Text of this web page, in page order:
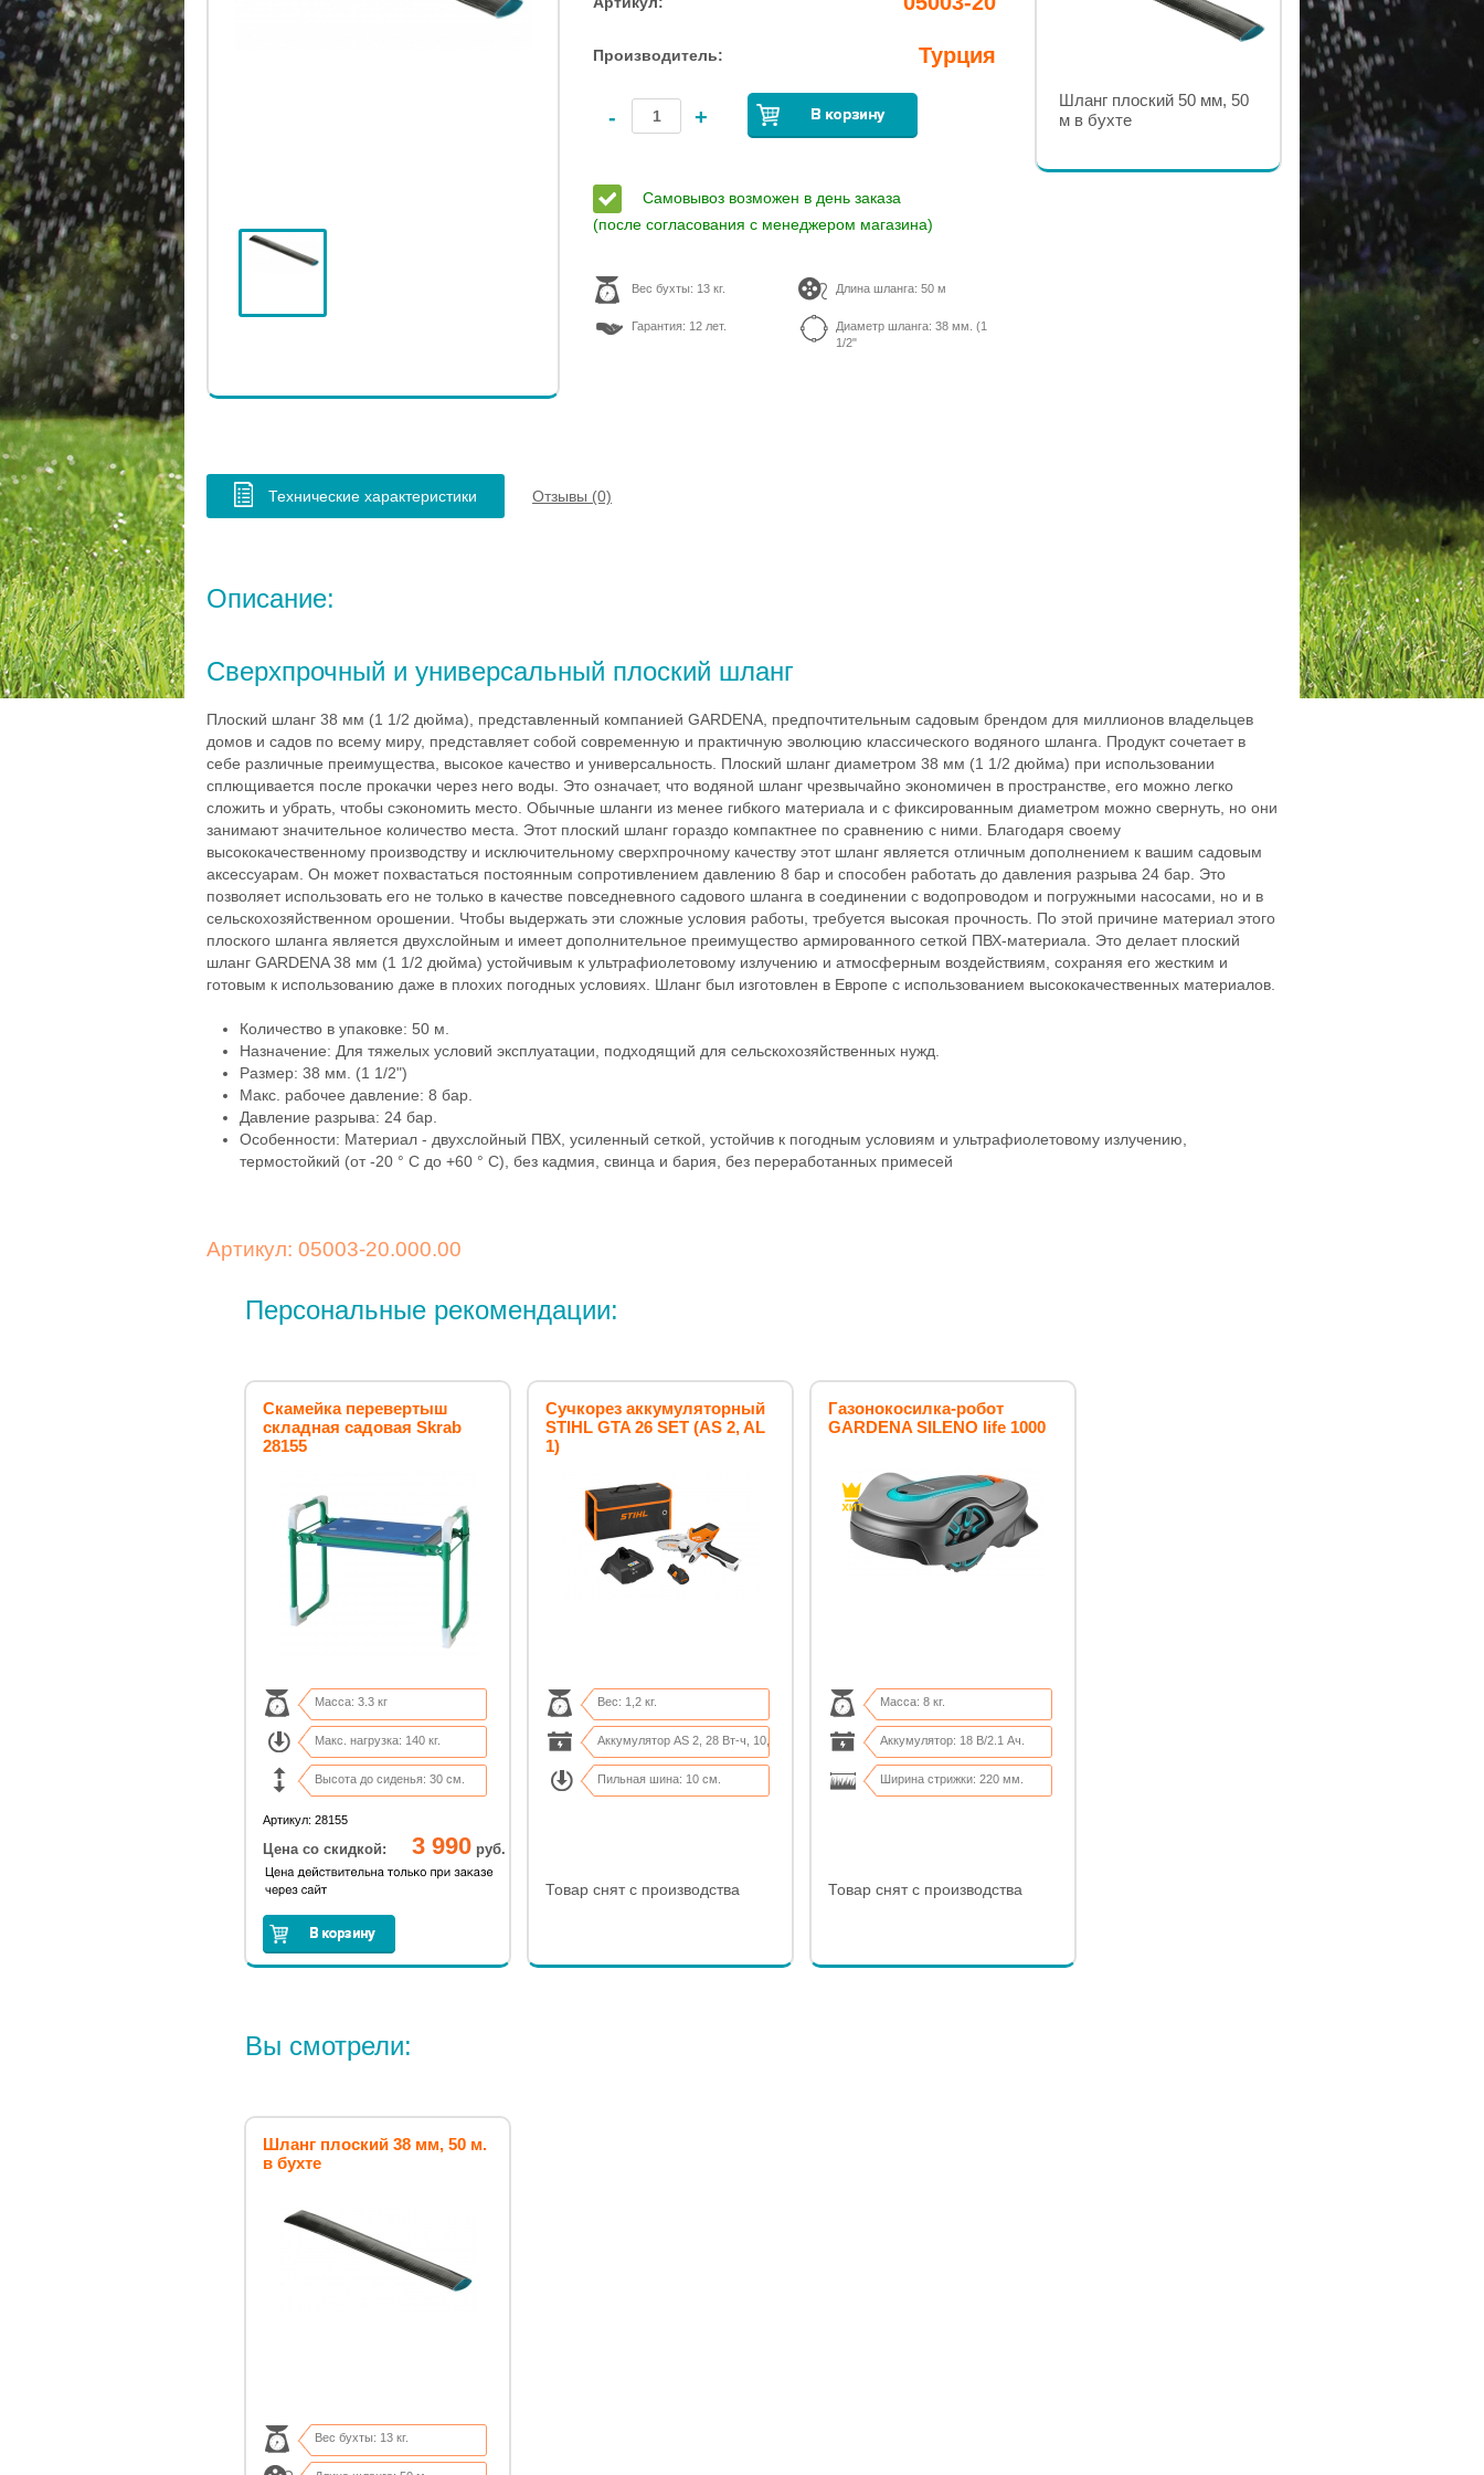
Производитель: Турция
- +
Самовывоз возможен в день заказа
(после согласования с менеджером магазина)
Вес бухты: 13 кг. Длина шланга: 50 м
Гарантия: 12 лет.
Диаметр шланга: 38 мм. (1
1/2"
Шланг плоский 50 мм, 50
м в бухте
Технические характеристики Отзывы (0)
Описание:
Сверхпрочный и универсальный плоский шланг
Плоский шланг 38 мм (1 1/2 дюйма), представленный компанией GARDENA, предпочтительным садовым брендом для миллионов владельцев
домов и садов по всему миру, представляет собой современную и практичную эволюцию классического водяного шланга. Продукт сочетает в
себе различные преимущества, высокое качество и универсальность. Плоский шланг диаметром 38 мм (1 1/2 дюйма) при использовании
сплющивается после прокачки через него воды. Это означает, что водяной шланг чрезвычайно экономичен в пространстве, его можно легко
сложить и убрать, чтобы сэкономить место. Обычные шланги из менее гибкого материала и с фиксированным диаметром можно свернуть, но они
занимают значительное количество места. Этот плоский шланг гораздо компактнее по сравнению с ними. Благодаря своему
высококачественному производству и исключительному сверхпрочному качеству этот шланг является отличным дополнением к вашим садовым
аксессуарам. Он может похвастаться постоянным сопротивлением давлению 8 бар и способен работать до давления разрыва 24 бар. Это
позволяет использовать его не только в качестве повседневного садового шланга в соединении с водопроводом и погружными насосами, но и в
сельскохозяйственном орошении. Чтобы выдержать эти сложные условия работы, требуется высокая прочность. По этой причине материал этого
плоского шланга является двухслойным и имеет дополнительное преимущество армированного сеткой ПВХ-материала. Это делает плоский
шланг GARDENA 38 мм (1 1/2 дюйма) устойчивым к ультрафиолетовому излучению и атмосферным воздействиям, сохраняя его жестким и
готовым к использованию даже в плохих погодных условиях. Шланг был изготовлен в Европе с использованием высококачественных материалов.
Количество в упаковке: 50 м.
Назначение: Для тяжелых условий эксплуатации, подходящий для сельскохозяйственных нужд.
Размер: 38 мм. (1 1/2")
Макс. рабочее давление: 8 бар.
Давление разрыва: 24 бар.
Особенности: Материал - двухслойный ПВХ, усиленный сеткой, устойчив к погодным условиям и ультрафиолетовому излучению,
термостойкий (от -20 ° C до +60 ° C), без кадмия, свинца и бария, без переработанных примесей
Артикул: 05003-20.000.00
Персональные рекомендации:
Скамейка перевертыш
складная садовая Skrab
28155
Масса: 3.3 кг
Макс. нагрузка: 140 кг.
Высота до сиденья: 30 см.
Диаметр трубы: 19 мм.
Артикул: 28155
Цена со скидкой: 3 990 руб.
Сучкорез аккумуляторный
STIHL GTA 26 SET (AS 2, AL
1)
Вес: 1,2 кг.
Аккумулятор AS 2, 28 Вт-ч, 10,
Пильная шина: 10 см.
Товар снят с производства
Газонокосилка-робот
GARDENA SILENO life 1000
Масса: 8 кг.
Аккумулятор: 18 В/2.1 Ач.
Ширина стрижки: 220 мм.
Товар снят с производства
Вы смотрели:
Шланг плоский 38 мм, 50 м.
в бухте
Вес бухты: 13 кг.